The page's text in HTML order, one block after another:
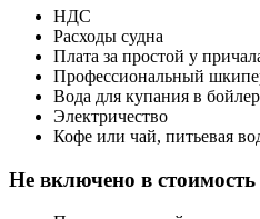
НДС
Расходы судна
Плата за простой у
Профессиональный
Вода для купания в
Электричество
Кофе или чай, питьевая
Не включено в